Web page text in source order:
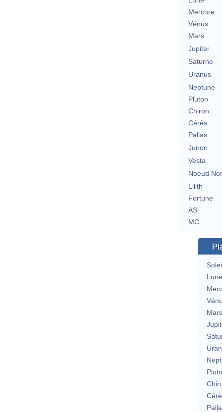
Mercure
Vénus
Mars
Jupiter
Saturne
Uranus
Neptune
Pluton
Chiron
Cérès
Pallas
Junon
Vesta
Noeud
Lilith
Fortune
AS
MC
Lune
Mars